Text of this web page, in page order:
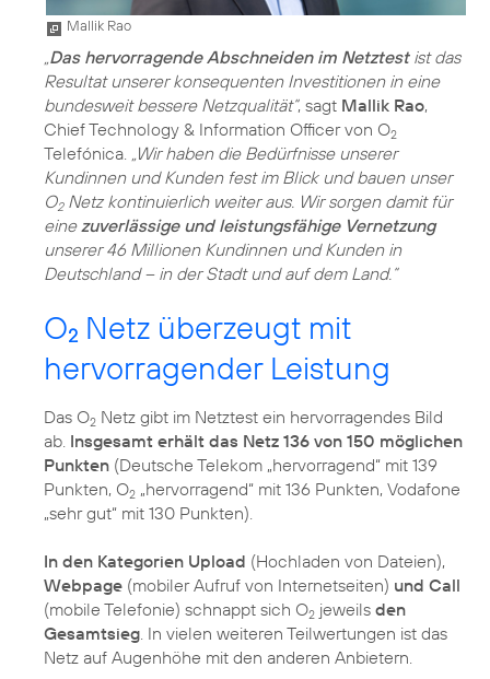
Mallik Rao
„Das hervorragende Abschneiden im Netztestist das
Resultat unserer konsequenten Investitionen in eine
bundesweit bessere Netzqualität“, sagt Mallik Rao,
Chief Technology & Information Officer von O2
Telefónica. „Wir haben die Bedürfnisse unserer
Kundinnen und Kunden fest im Blick und bauen unser
O2Netz kontinuierlich weiter aus. Wir sorgen damit für
einezuverlässige und leistungsfähige Vernetzung
unserer 46 Millionen Kundinnen und Kunden in
Deutschland – in der Stadt und auf dem Land.“
O2 Netz überzeugt mit
hervorragender Leistung
Das O2 Netz gibt im Netztest ein hervorragendes Bild
ab. Insgesamt erhält das Netz 136 von 150 möglichen
Punkten (Deutsche Telekom „hervorragend“ mit 139
Punkten, O2 „hervorragend“ mit 136 Punkten, Vodafone
„sehr gut“ mit 130 Punkten).
In den Kategorien Upload (Hochladen von Dateien),
Webpage (mobiler Aufruf von Internetseiten) und Call
(mobile Telefonie) schnappt sich O2 jeweils den
Gesamtsieg. In vielen weiteren Teilwertungen ist das
Netz auf Augenhöhe mit den anderen Anbietern.